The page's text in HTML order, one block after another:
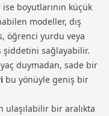
boyutlarının küçük
modeller, dış
öğrenci yurdu veya
şiddetini sağlayabilir.
duymadan, sade bir
bu yönüyle geniş bir
ulaşılabilir bir aralıkta